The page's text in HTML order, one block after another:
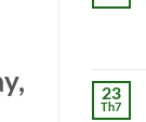
23
Th7